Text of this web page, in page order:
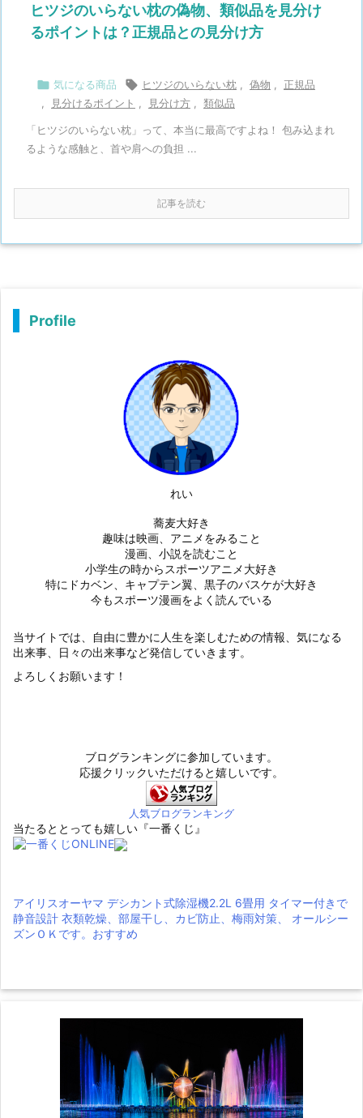
ヒツジのいらない枕の偽物、類似品を見分け
るポイントは？正規品との見分け方
 気になる商品  ヒツジのいらない枕 偽物
正規品
見分けるポイント 見分け方 類似品
「ヒツジのいらない枕」って、本当に最高ですよね！ 包み込まれ
るような感触と、首や肩への負担 ...
記事を読む
Profile
れい
蕎麦大好き
趣味は映画、アニメをみること
漫画、小説を読むこと
小学生の時からスポーツアニメ大好き
特にドカベン、キャプテン翼、黒子のバスケが大好き
今もスポーツ漫画をよく読んでいる
当サイトでは、自由に豊かに人生を楽しむための情報、気になる
出来事、日々の出来事など発信していきます。
よろしくお願います！
ブログランキングに参加しています。
応援クリックいただけると嬉しいです。
人気ブログランキング
当たるととっても嬉しい『一番くじ』
アイリスオーヤマ デシカント式除湿機2.2L 6畳用 タイマー付きで
静音設計 衣類乾燥、部屋干し、カビ防止、梅雨対策、 オールシー
ズンＯＫです。おすすめ